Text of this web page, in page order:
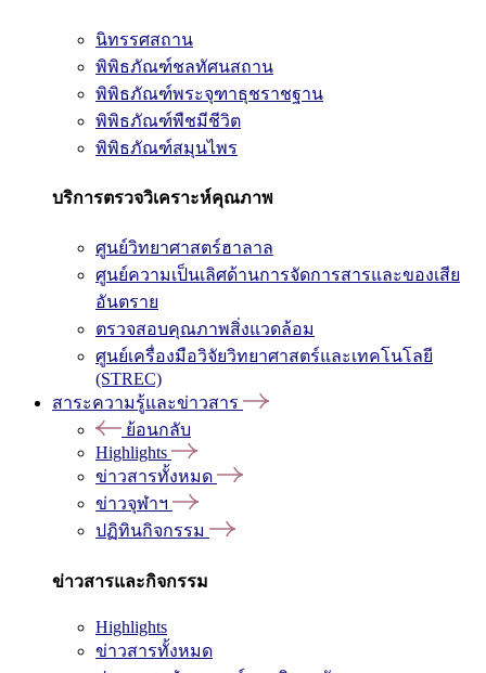
นิทรรศสถาน
พิพิธภัณฑ์ชลทัศนสถาน
พิพิธภัณฑ์พระจุฑาธุชราชฐาน
พิพิธภัณฑ์พืชมีชีวิต
พิพิธภัณฑ์สมุนไพร
บริการตรวจวิเคราะห์คุณภาพ
ศูนย์วิทยาศาสตร์ฮาลาล
ศูนย์ความเป็นเลิศด้านการจัดการสารและของเสีย
อันตราย
ตรวจสอบคุณภาพสิ่งแวดล้อม
ศูนย์เครื่องมือวิจัยวิทยาศาสตร์และเทคโนโลยี
(STREC)
สาระความรู้และข่าวสาร
ย้อนกลับ
Highlights
ข่าวสารทั้งหมด
ข่าวจุฬาฯ
ปฏิทินกิจกรรม
ข่าวสารและกิจกรรม
Highlights
ข่าวสารทั้งหมด